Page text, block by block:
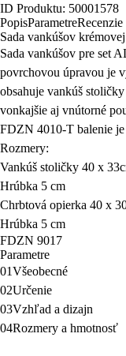
ID Produktu: 50001578
PopisParametreRecenzie
Sada vankúšov
Sada vankúšov pre set
povrchovou úpravou je
obsahuje vankúš
vonkajšie aj vnútorné
FDZN 4010-T balenie
Rozmery:
Vankúš stoličky 40 x
Hrúbka 5 cm
Chrbtová opierka 40 x
Hrúbka 5 cm
FDZN 9017
Parametre
01Všeobecné
02Určenie
03Vzhľad a dizajn
04Rozmery a hmotnosť